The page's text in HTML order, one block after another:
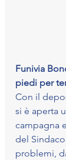
Funivia
piedi per
Con il
si è aperta
campagna
del
problemi,